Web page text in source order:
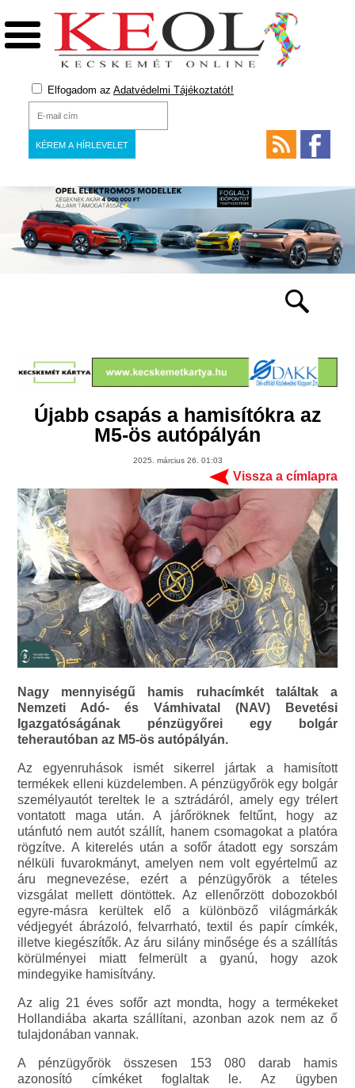
Elfogadom az Adatvédelmi Tájékoztatót!
Újabb csapás a hamisítókra az
M5-ös autópályán
2025. március 26. 01:03
Vissza a címlapra
Nagy mennyiségű hamis ruhacímkét találtak a
Nemzeti Adó- és Vámhivatal (NAV) Bevetési
Igazgatóságának pénzügyőrei egy bolgár
teherautóban az M5-ös autópályán.
Az egyenruhások ismét sikerrel jártak a hamisított
termékek elleni küzdelemben. A pénzügyőrök egy bolgár
személyautót tereltek le a sztrádáról, amely egy trélert
vontatott maga után. A járőröknek feltűnt, hogy az
utánfutó nem autót szállít, hanem csomagokat a platóra
rögzítve. A kiterelés után a sofőr átadott egy sorszám
nélküli fuvarokmányt, amelyen nem volt egyértelmű az
áru megnevezése, ezért a pénzügyőrök a tételes
vizsgálat mellett döntöttek. Az ellenőrzött dobozokból
egyre-másra kerültek elő a különböző világmárkák
védjegyét ábrázoló, felvarrható, textil és papír címkék,
illetve kiegészítők. Az áru silány minősége és a szállítás
körülményei miatt felmerült a gyanú, hogy azok
mindegyike hamisítvány.
Az alig 21 éves sofőr azt mondta, hogy a termékeket
Hollandiába akarta szállítani, azonban azok nem az ő
tulajdonában vannak.
A pénzügyőrök összesen 153 080 darab hamis
azonosító címkéket foglaltak le. Az ügyben